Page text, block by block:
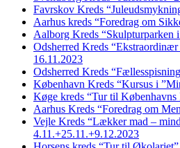
Favrskov Kreds
Aarhus kreds “Foredrag om
Aalborg Kreds “Skulpturparken
Odsherred Kreds
16.11.2023
Odsherred Kreds
København Kreds “Kursus i
Køge kreds “Tur til Københavns
Aarhus Kreds “Foredrag om
Vejle Kreds “Lækker mad –
4.11.+25.11.+9.12.2023